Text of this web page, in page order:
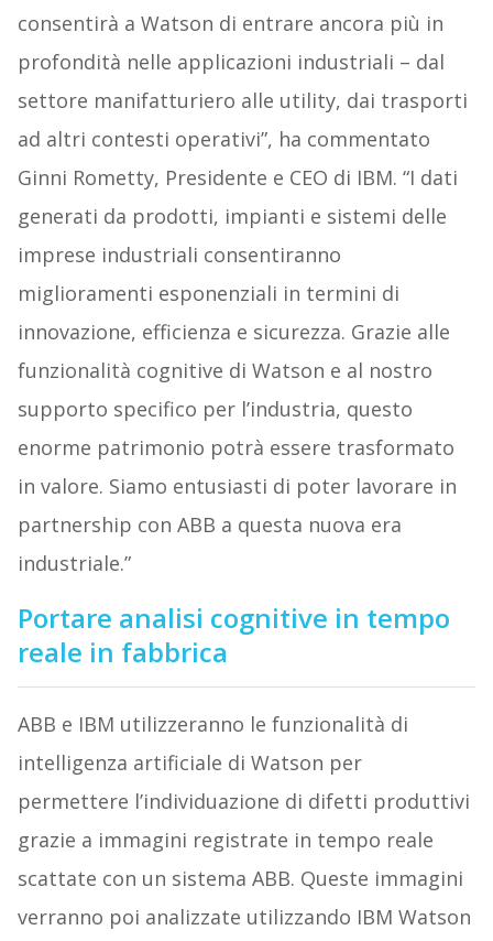
consentirà a Watson di entrare ancora più in
profondità nelle applicazioni industriali – dal
settore manifatturiero alle utility, dai trasporti
ad altri contesti operativi”, ha commentato
Ginni Rometty, Presidente e CEO di IBM. “I dati
generati da prodotti, impianti e sistemi delle
imprese industriali consentiranno
miglioramenti esponenziali in termini di
innovazione, efficienza e sicurezza. Grazie alle
funzionalità cognitive di Watson e al nostro
supporto specifico per l’industria, questo
enorme patrimonio potrà essere trasformato
in valore. Siamo entusiasti di poter lavorare in
partnership con ABB a questa nuova era
industriale.”
Portare analisi cognitive in tempo
reale in fabbrica
ABB e IBM utilizzeranno le funzionalità di
intelligenza artificiale di Watson per
permettere l’individuazione di difetti produttivi
grazie a immagini registrate in tempo reale
scattate con un sistema ABB. Queste immagini
verranno poi analizzate utilizzando IBM Watson